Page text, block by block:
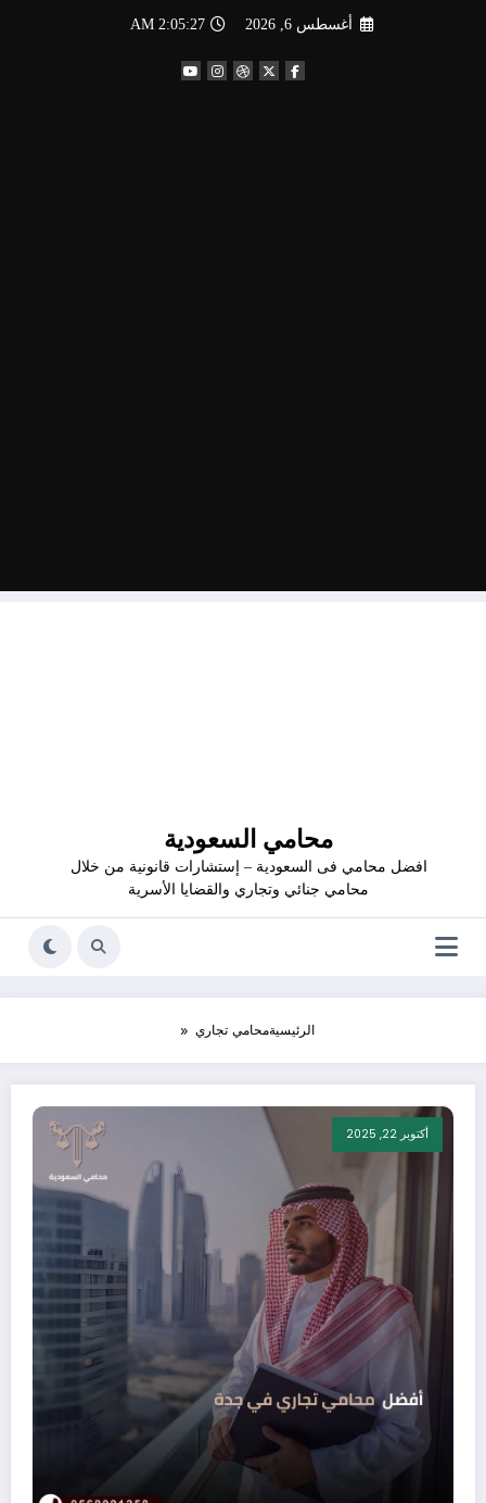
أغسطس 6, 2026 2:05:28 AM
محامي السعودية
افضل محامي فى السعودية – إستشارات قانونية من خلال
محامي جنائي وتجاري والقضايا الأسرية
الرئيسيةمحامي تجاري
أكتوبر 22, 2025